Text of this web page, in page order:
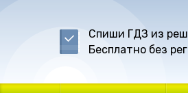
Спиши ГДЗ из
Бесплатно без